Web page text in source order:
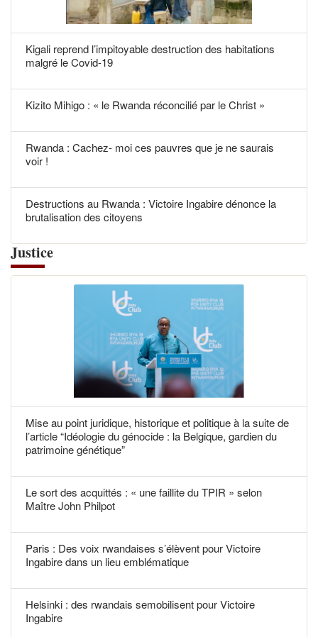
Kigali reprend l’impitoyable destruction des habitations
malgré le Covid-19
Kizito Mihigo : « le Rwanda réconcilié par le Christ »
Rwanda : Cachez- moi ces pauvres que je ne saurais
voir !
Destructions au Rwanda : Victoire Ingabire dénonce la
brutalisation des citoyens
Justice
Mise au point juridique, historique et politique à la suite de
l’article “Idéologie du génocide : la Belgique, gardien du
patrimoine génétique”
Le sort des acquittés : « une faillite du TPIR » selon
Maître John Philpot
Paris : Des voix rwandaises s’élèvent pour Victoire
Ingabire dans un lieu emblématique
Helsinki : des rwandais semobilisent pour Victoire
Ingabire